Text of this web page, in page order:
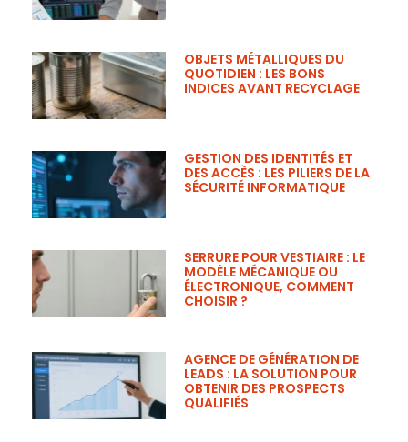
OBJETS MÉTALLIQUES DU
QUOTIDIEN : LES BONS
INDICES AVANT RECYCLAGE
GESTION DES IDENTITÉS ET
DES ACCÈS : LES PILIERS DE LA
SÉCURITÉ INFORMATIQUE
SERRURE POUR VESTIAIRE : LE
MODÈLE MÉCANIQUE OU
ÉLECTRONIQUE, COMMENT
CHOISIR ?
AGENCE DE GÉNÉRATION DE
LEADS : LA SOLUTION POUR
OBTENIR DES PROSPECTS
QUALIFIÉS